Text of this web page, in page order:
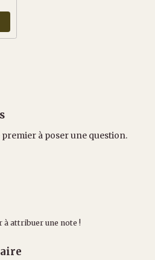
à poser une question.
à attribuer une note !